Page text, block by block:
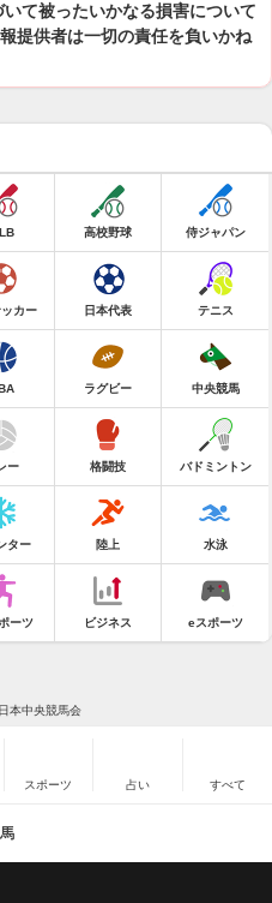
て被ったいかなる損害について
提供者は一切の責任を負いかね
高校野球 侍ジャパン
カー 日本代表 テニス
ラグビー 中央競馬
ー 格闘技 バドミントン
ター 陸上 水泳
ーツ ビジネス eスポーツ
本中央競馬会
スポーツ 占い すべて